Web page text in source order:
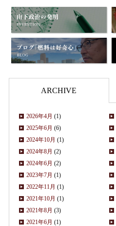
ARCHIVE
2026年4月 (1)
2025年6月 (6)
2024年10月 (1)
2024年8月 (2)
2024年6月 (2)
2023年7月 (1)
2022年11月 (1)
2021年10月 (1)
2021年8月 (3)
2021年6月 (1)